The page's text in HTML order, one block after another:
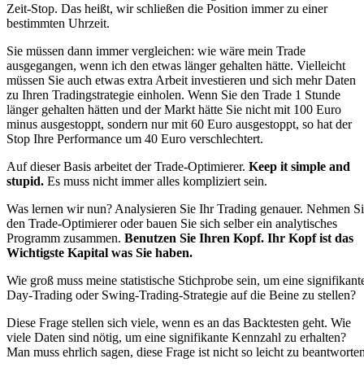
Zeit-Stop. Das heißt, wir schließen die Position immer zu einer
bestimmten Uhrzeit.
Sie müssen dann immer vergleichen: wie wäre mein Trade
ausgegangen, wenn ich den etwas länger gehalten hätte. Vielleicht
müssen Sie auch etwas extra Arbeit investieren und sich mehr Daten
zu Ihren Tradingstrategie einholen. Wenn Sie den Trade 1 Stunde
länger gehalten hätten und der Markt hätte Sie nicht mit 100 Euro
minus ausgestoppt, sondern nur mit 60 Euro ausgestoppt, so hat der
Stop Ihre Performance um 40 Euro verschlechtert.
Auf dieser Basis arbeitet der Trade-Optimierer. Keep it simple and
stupid. Es muss nicht immer alles kompliziert sein.
Was lernen wir nun? Analysieren Sie Ihr Trading genauer. Nehmen
den Trade-Optimierer oder bauen Sie sich selber ein analytisches
Programm zusammen. Benutzen Sie Ihren Kopf. Ihr Kopf ist das
Wichtigste Kapital was Sie haben.
Wie groß muss meine statistische Stichprobe sein, um eine
Day-Trading oder Swing-Trading-Strategie auf die Beine zu stellen?
Diese Frage stellen sich viele, wenn es an das Backtesten geht. Wie
viele Daten sind nötig, um eine signifikante Kennzahl zu erhalten?
Man muss ehrlich sagen, diese Frage ist nicht so leicht zu